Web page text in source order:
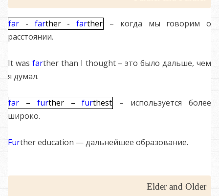
far - farther - farther – когда мы говорим о
расстоянии.
It was farther than I thought – это было дальше, чем
я думал.
far – further – furthest – используется более
широко.
Further education — дальнейшее образование.
Elder and Older